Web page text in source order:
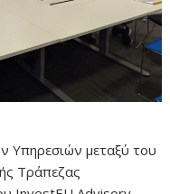
Υπηρεσιών μεταξύ του
Τράπεζας